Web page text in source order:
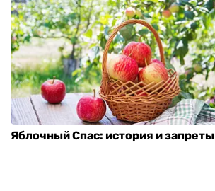
Яблочный Спас: история и запреты